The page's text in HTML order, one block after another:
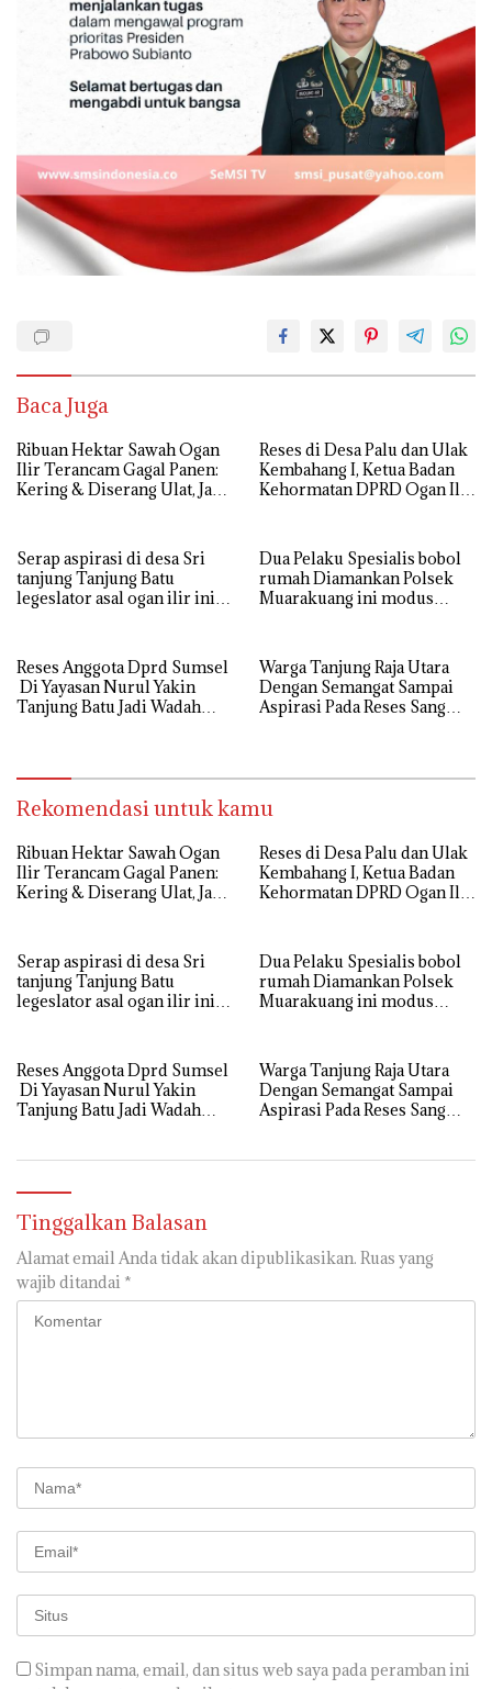
Baca Juga
Ribuan Hektar Sawah Ogan
Ilir Terancam Gagal Panen:
Kering & Diserang Ulat, Janji
Reses di Desa Palu dan Ulak
Kembahang I, Ketua Badan
Kehormatan DPRD Ogan Ilir
Serap aspirasi di desa Sri
tanjung Tanjung Batu
legeslator asal ogan ilir ini
banjir jika musim hujan
Dua Pelaku Spesialis bobol
rumah Diamankan Polsek
Muarakuang ini modus
Reses Anggota Dprd Sumsel
Di Yayasan Nurul Yakin
Tanjung Batu Jadi Wadah
Warga Tanjung Raja Utara
Dengan Semangat Sampai
Aspirasi Pada Reses Sang
Segera di realisaikan
Rekomendasi untuk kamu
Ribuan Hektar Sawah Ogan
Ilir Terancam Gagal Panen:
Kering & Diserang Ulat, Janji
Reses di Desa Palu dan Ulak
Kembahang I, Ketua Badan
Kehormatan DPRD Ogan Ilir
Serap aspirasi di desa Sri
tanjung Tanjung Batu
legeslator asal ogan ilir ini
banjir jika musim hujan
Dua Pelaku Spesialis bobol
rumah Diamankan Polsek
Muarakuang ini modus
Reses Anggota Dprd Sumsel
Di Yayasan Nurul Yakin
Tanjung Batu Jadi Wadah
Warga Tanjung Raja Utara
Dengan Semangat Sampai
Aspirasi Pada Reses Sang
Tinggalkan Balasan
Alamat email Anda tidak akan dipublikasikan. Ruas yang
wajib ditandai *
Simpan nama, email, dan situs web saya pada peramban ini